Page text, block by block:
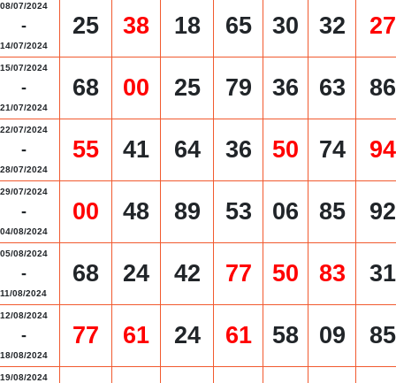
08/07/2024
-
14/07/2024
25 38 18 65 30 32 27
15/07/2024
-
21/07/2024
68 00 25 79 36 63 86
22/07/2024
-
28/07/2024
55 41 64 36 50 74 94
29/07/2024
-
04/08/2024
00 48 89 53 06 85 92
05/08/2024
-
11/08/2024
68 24 42 77 50 83 31
12/08/2024
-
18/08/2024
77 61 24 61 58 09 85
19/08/2024